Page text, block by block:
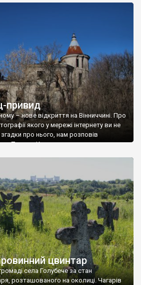
привид
– нове відкриття на Вінниччині. Про
якого у мережі інтернету ви не
згадки про нього, нам розповів
Палац у Красному вразив не лише
цвинтар
села Голубече за стан
розташованого на околиці. Чагарів